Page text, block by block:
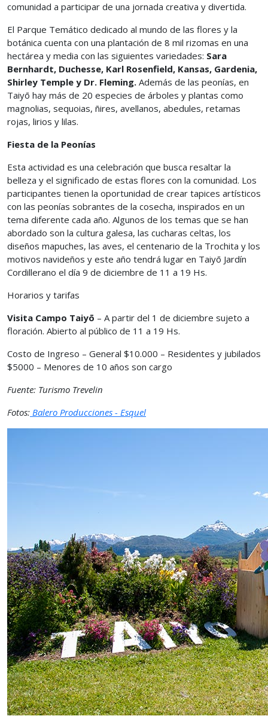
comunidad a participar de una jornada creativa y divertida.
El Parque Temático dedicado al mundo de las flores y la
botánica cuenta con una plantación de 8 mil rizomas en una
hectárea y media con las siguientes variedades: Sara
Bernhardt, Duchesse, Karl Rosenfield, Kansas, Gardenia,
Shirley Temple y Dr. Fleming. Además de las peonías, en
Taiyō hay más de 20 especies de árboles y plantas como
magnolias, sequoias, ñires, avellanos, abedules, retamas
rojas, lirios y lilas.
Fiesta de la Peonías
Esta actividad es una celebración que busca resaltar la
belleza y el significado de estas flores con la comunidad. Los
participantes tienen la oportunidad de crear tapices artísticos
con las peonías sobrantes de la cosecha, inspirados en un
tema diferente cada año. Algunos de los temas que se han
abordado son la cultura galesa, las cucharas celtas, los
diseños mapuches, las aves, el centenario de la Trochita y los
motivos navideños y este año tendrá lugar en Taiyō Jardín
Cordillerano el día 9 de diciembre de 11 a 19 Hs.
Horarios y tarifas
Visita Campo Taiyō – A partir del 1 de diciembre sujeto a
floración. Abierto al público de 11 a 19 Hs.
Costo de Ingreso – General $10.000 – Residentes y jubilados
$5000 – Menores de 10 años son cargo
Fuente: Turismo Trevelin
Fotos: Balero Producciones - Esquel